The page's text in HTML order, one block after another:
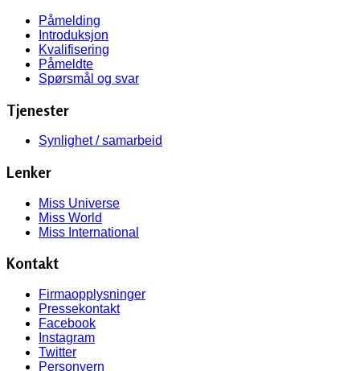
Påmelding
Introduksjon
Kvalifisering
Påmeldte
Spørsmål og svar
Tjenester
Synlighet / samarbeid
Lenker
Miss Universe
Miss World
Miss International
Kontakt
Firmaopplysninger
Pressekontakt
Facebook
Instagram
Twitter
Personvern